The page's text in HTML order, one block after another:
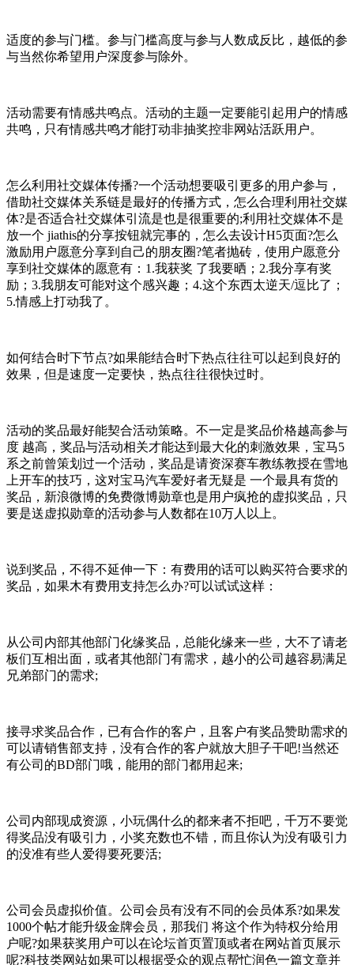
适度的参与门槛。参与门槛高度与参与人数成反比，越低的参
与当然你希望用户深度参与除外。
活动需要有情感共鸣点。活动的主题一定要能引起用户的情感
共鸣，只有情感共鸣才能打动非抽奖控非网站活跃用户。
怎么利用社交媒体传播?一个活动想要吸引更多的用户参与，
借助社交媒体关系链是最好的传播方式，怎么合理利用社交媒
体?是否适合社交媒体引流是也是很重要的;利用社交媒体不是
放一个 jiathis的分享按钮就完事的，怎么去设计H5页面?怎么
激励用户愿意分享到自己的朋友圈?笔者抛砖，使用户愿意分
享到社交媒体的愿意有：1.我获奖 了我要晒；2.我分享有奖
励；3.我朋友可能对这个感兴趣；4.这个东西太逆天/逗比了；
5.情感上打动我了。
如何结合时下节点?如果能结合时下热点往往可以起到良好的
效果，但是速度一定要快，热点往往很快过时。
活动的奖品最好能契合活动策略。不一定是奖品价格越高参与
度 越高，奖品与活动相关才能达到最大化的刺激效果，宝马5
系之前曾策划过一个活动，奖品是请资深赛车教练教授在雪地
上开车的技巧，这对宝马汽车爱好者无疑是 一个最具有货的
奖品，新浪微博的免费微博勋章也是用户疯抢的虚拟奖品，只
要是送虚拟勋章的活动参与人数都在10万人以上。
说到奖品，不得不延伸一下：有费用的话可以购买符合要求的
奖品，如果木有费用支持怎么办?可以试试这样：
从公司内部其他部门化缘奖品，总能化缘来一些，大不了请老
板们互相出面，或者其他部门有需求，越小的公司越容易满足
兄弟部门的需求;
接寻求奖品合作，已有合作的客户，且客户有奖品赞助需求的
可以请销售部支持，没有合作的客户就放大胆子干吧!当然还
有公司的BD部门哦，能用的部门都用起来;
公司内部现成资源，小玩偶什么的都来者不拒吧，千万不要觉
得奖品没有吸引力，小奖充数也不错，而且你认为没有吸引力
的没准有些人爱得要死要活;
公司会员虚拟价值。公司会员有没有不同的会员体系?如果发
1000个帖才能升级金牌会员，那我们 将这个作为特权分给用
户呢?如果获奖用户可以在论坛首页置顶或者在网站首页展示
呢?科技类网站如果可以根据受众的观点帮忙润色一篇文章并